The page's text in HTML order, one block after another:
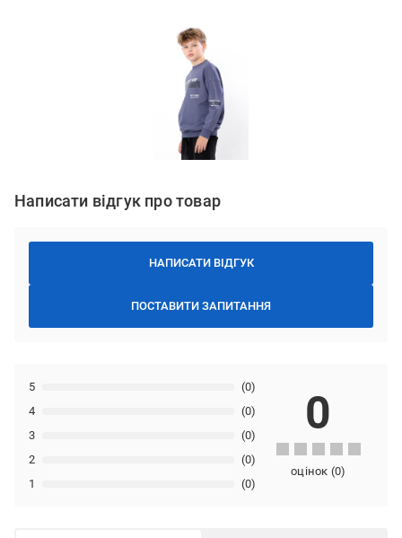
Написати відгук про товар
НАПИСАТИ ВІДГУК
ПОСТАВИТИ ЗАПИТАННЯ
1 (0)
2 (0)
3 (0)
4 (0)
5 (0)
0
оцінок (0)